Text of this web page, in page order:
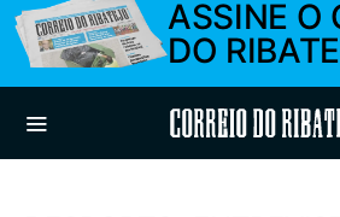
ASSINE O
DO
Correio do